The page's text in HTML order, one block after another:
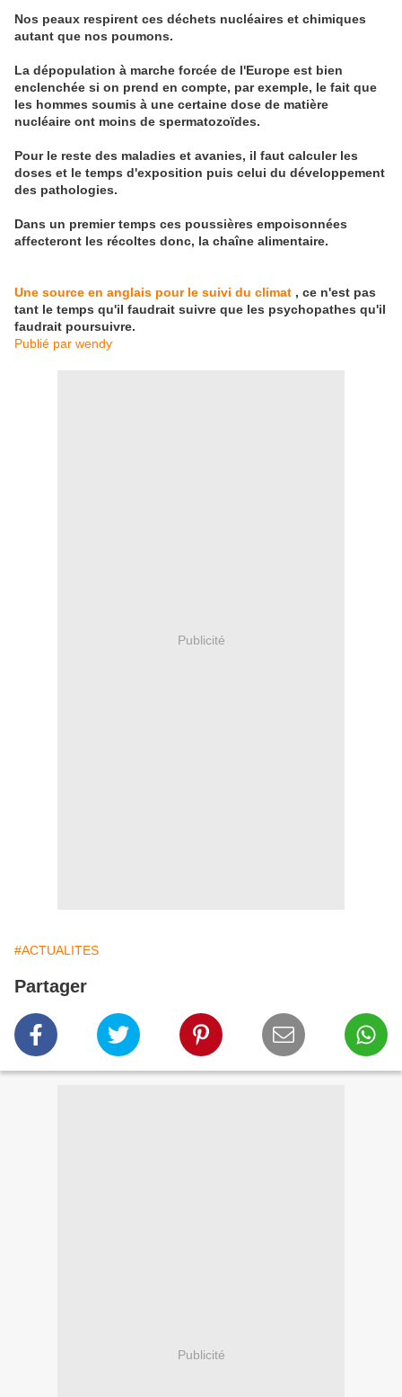
Nos peaux respirent ces déchets nucléaires et chimiques
autant que nos poumons.
La dépopulation à marche forcée de l'Europe est bien
enclenchée si on prend en compte, par exemple, le fait que
les hommes soumis à une certaine dose de matière
nucléaire ont moins de spermatozoïdes.
Pour le reste des maladies et avanies, il faut calculer les
doses et le temps d'exposition puis celui du développement
des pathologies.
Dans un premier temps ces poussières empoisonnées
affecteront les récoltes donc, la chaîne alimentaire.
Une source en anglais pour le suivi du climat , ce n'est pas
tant le temps qu'il faudrait suivre que les psychopathes qu'il
faudrait poursuivre.
Publié par wendy
Publicité
#ACTUALITES
Partager
Publicité